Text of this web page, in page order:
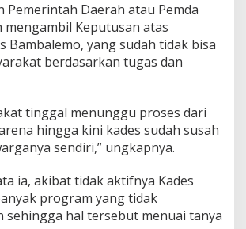
e
s
y
a
n
i
d
a
k
k
t
i
f
Pemerintah Daerah atau Pemda
mengambil Keputusan atas
Bambalemo, yang sudah tidak bisa
berdasarkan tugas dan
tinggal menunggu proses dari
hingga kini kades sudah susah
sendiri,” ungkapnya.
ia, akibat tidak aktifnya Kades
program yang tidak
sehingga hal tersebut menuai tanya